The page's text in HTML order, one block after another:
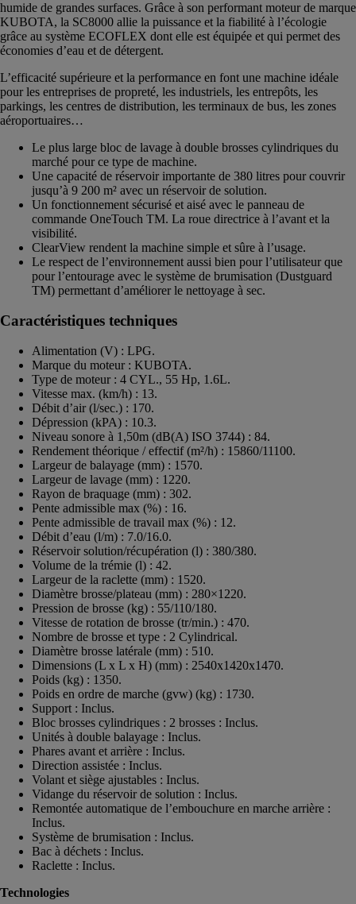
humide de grandes surfaces. Grâce à son performant moteur de marque
KUBOTA, la SC8000 allie la puissance et la fiabilité à l’écologie
grâce au système ECOFLEX dont elle est équipée et qui permet des
économies d’eau et de détergent.
L’efficacité supérieure et la performance en font une machine idéale
pour les entreprises de propreté, les industriels, les entrepôts, les
parkings, les centres de distribution, les terminaux de bus, les zones
aéroportuaires…
Le plus large bloc de lavage à double brosses cylindriques du
marché pour ce type de machine.
Une capacité de réservoir importante de 380 litres pour couvrir
jusqu’à 9 200 m² avec un réservoir de solution.
Un fonctionnement sécurisé et aisé avec le panneau de
commande OneTouch TM. La roue directrice à l’avant et la
visibilité.
ClearView rendent la machine simple et sûre à l’usage.
Le respect de l’environnement aussi bien pour l’utilisateur que
pour l’entourage avec le système de brumisation (Dustguard
TM) permettant d’améliorer le nettoyage à sec.
Caractéristiques techniques
Alimentation (V) : LPG.
Marque du moteur : KUBOTA.
Type de moteur : 4 CYL., 55 Hp, 1.6L.
Vitesse max. (km/h) : 13.
Débit d’air (l/sec.) : 170.
Dépression (kPA) : 10.3.
Niveau sonore à 1,50m (dB(A) ISO 3744) : 84.
Rendement théorique / effectif (m²/h) : 15860/11100.
Largeur de balayage (mm) : 1570.
Largeur de lavage (mm) : 1220.
Rayon de braquage (mm) : 302.
Pente admissible max (%) : 16.
Pente admissible de travail max (%) : 12.
Débit d’eau (l/m) : 7.0/16.0.
Réservoir solution/récupération (l) : 380/380.
Volume de la trémie (l) : 42.
Largeur de la raclette (mm) : 1520.
Diamètre brosse/plateau (mm) : 280×1220.
Pression de brosse (kg) : 55/110/180.
Vitesse de rotation de brosse (tr/min.) : 470.
Nombre de brosse et type : 2 Cylindrical.
Diamètre brosse latérale (mm) : 510.
Dimensions (L x L x H) (mm) : 2540x1420x1470.
Poids (kg) : 1350.
Poids en ordre de marche (gvw) (kg) : 1730.
Support : Inclus.
Bloc brosses cylindriques : 2 brosses : Inclus.
Unités à double balayage : Inclus.
Phares avant et arrière : Inclus.
Direction assistée : Inclus.
Volant et siège ajustables : Inclus.
Vidange du réservoir de solution : Inclus.
Remontée automatique de l’embouchure en marche arrière :
Inclus.
Système de brumisation : Inclus.
Bac à déchets : Inclus.
Raclette : Inclus.
Technologies